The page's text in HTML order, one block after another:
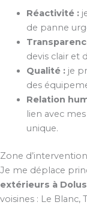
Réactivité :
de panne
devis clair et
Qualité :je
des
Relation
lien avec
unique.
Zone d’intervention
Je me déplace
extérieurs à
voisines : Le Blanc,